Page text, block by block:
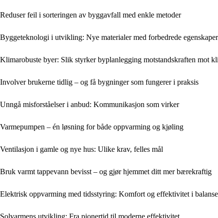
Reduser feil i sorteringen av byggavfall med enkle metoder
Byggeteknologi i utvikling: Nye materialer med forbedrede egenskaper
Klimarobuste byer: Slik styrker byplanlegging motstandskraften mot
Involver brukerne tidlig – og få bygninger som fungerer i praksis
Unngå misforståelser i anbud: Kommunikasjon som virker
Varmepumpen – én løsning for både oppvarming og kjøling
Ventilasjon i gamle og nye hus: Ulike krav, felles mål
Bruk varmt tappevann bevisst – og gjør hjemmet ditt mer bærekraftig
Elektrisk oppvarming med tidsstyring: Komfort og effektivitet i balanse
Solvarmens utvikling: Fra pionertid til moderne effektivitet